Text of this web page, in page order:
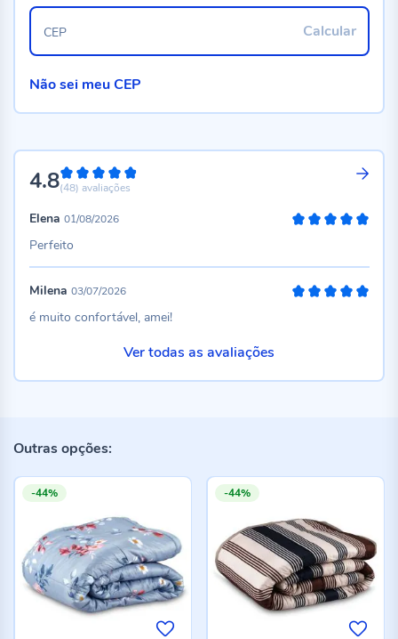
4.896%
(48) avaliações
Elena 01/08/2026
Perfeito
Milena 03/07/2026
é muito confortável, amei!
Ver todas as avaliações
Calcular
CEP
Não sei meu CEP
Outras opções:
-44% -44%